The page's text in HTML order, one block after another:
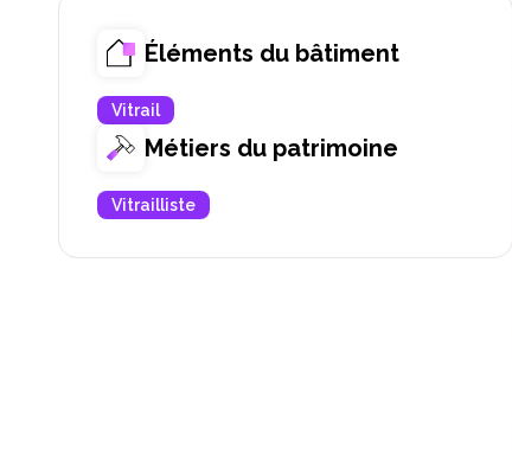
Éléments du bâtiment
Vitrail
Métiers du patrimoine
Vitrailliste